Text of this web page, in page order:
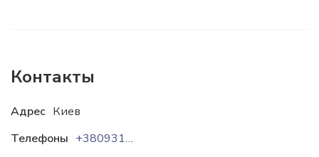
Контакты
Адрес Киев
Телефоны
+380931775771